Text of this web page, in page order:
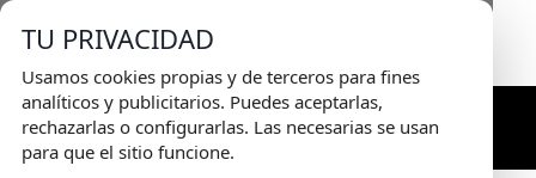
TU PRIVACIDAD
Usamos cookies propias y de terceros para fines
analíticos y publicitarios. Puedes aceptarlas,
rechazarlas o configurarlas. Las necesarias se usan
para que el sitio funcione.
Envio Gratisen pedidos superiores a 75€ |
Entrega en 24H